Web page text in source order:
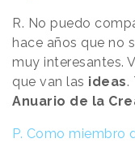
R. No puedo
hace años que no
muy interesantes.
que van las ideas.
Anuario de la
P. Como miembro